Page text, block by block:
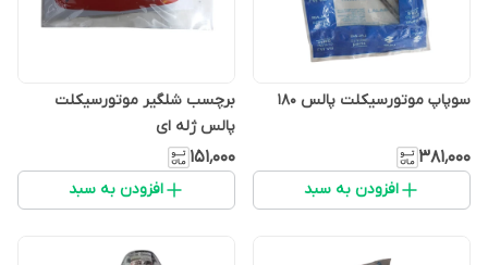
سوپاپ موتورسیکلت پالس ۱۸۰
۳۸۱٬۰۰۰
افزودن به سبد
برچسب شلگیر موتورسیکلت
پالس ژله ای
۱۵۱٬۰۰۰
افزودن به سبد